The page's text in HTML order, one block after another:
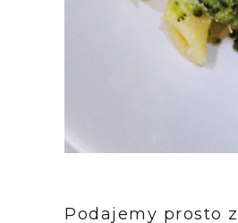
Podajemy prosto